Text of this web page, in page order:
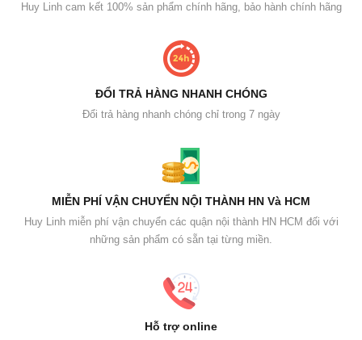
Huy Linh cam kết 100% sản phẩm chính hãng, bảo hành chính hãng
ĐỔI TRẢ HÀNG NHANH CHÓNG
Đổi trả hàng nhanh chóng chỉ trong 7 ngày
MIỄN PHÍ VẬN CHUYỂN NỘI THÀNH HN Và HCM
Huy Linh miễn phí vận chuyển các quận nội thành HN HCM đối với
những sản phẩm có sẵn tại từng miền.
Hỗ trợ online